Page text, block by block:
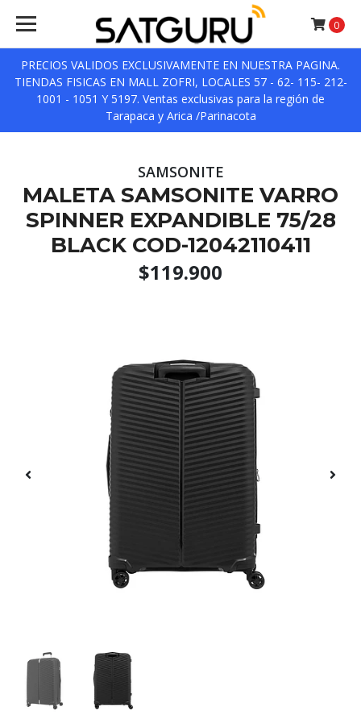
PRECIOS VALIDOS EXCLUSIVAMENTE EN NUESTRA PAGINA.
TIENDAS FISICAS EN MALL ZOFRI, LOCALES 57 - 62- 115- 212-
1001 - 1051 Y 5197. Ventas exclusivas para la región de
Tarapaca y Arica /Parinacota
0
SAMSONITE
MALETA SAMSONITE VARRO
SPINNER EXPANDIBLE 75/28
BLACK COD-12042110411
$119.900